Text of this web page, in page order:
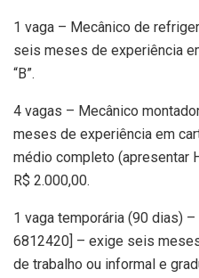
1 vaga – Mecânico de
seis meses de experiência
“B”.
4 vagas – Mecânico
meses de experiência em
médio completo (apresentar
R$ 2.000,00.
1 vaga temporária (90 dias)
6812420] – exige seis
de trabalho ou informal e